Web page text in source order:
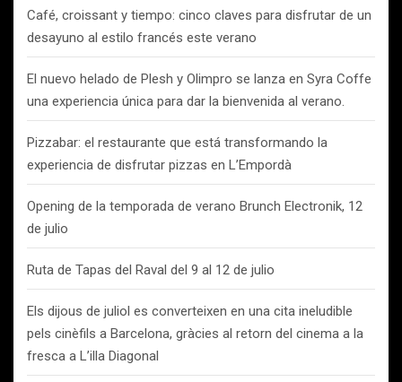
Café, croissant y tiempo: cinco claves para disfrutar de un
desayuno al estilo francés este verano
El nuevo helado de Plesh y Olimpro se lanza en Syra Coffe
una experiencia única para dar la bienvenida al verano.
Pizzabar: el restaurante que está transformando la
experiencia de disfrutar pizzas en L’Empordà
Opening de la temporada de verano Brunch Electronik, 12
de julio
Ruta de Tapas del Raval del 9 al 12 de julio
Els dijous de juliol es converteixen en una cita ineludible
pels cinèfils a Barcelona, gràcies al retorn del cinema a la
fresca a L’illa Diagonal